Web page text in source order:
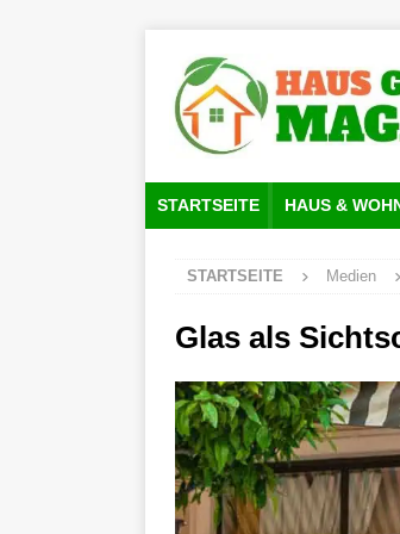
STARTSEITE HAUS &
STARTSEITE Medien
Glas als